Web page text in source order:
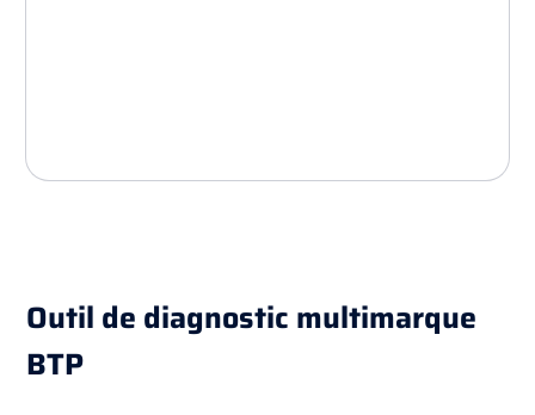
Outil de diagnostic multimarque
BTP